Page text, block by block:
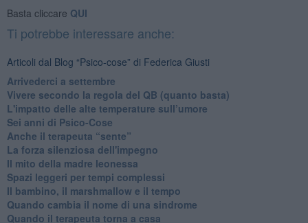
Basta cliccare QUI
Ti potrebbe interessare anche:
Articoli dal Blog “Psico-cose” di Federica Giusti
​Arrivederci a settembre
​Vivere secondo la regola del QB (quanto basta)
​L'impatto delle alte temperature sull’umore
Sei anni di Psico-Cose
​Anche il terapeuta “sente”
​La forza silenziosa dell'impegno
​Il mito della madre leonessa
Spazi leggeri per tempi complessi
Il bambino, il marshmallow e il tempo
​Quando cambia il nome di una sindrome
​Quando il terapeuta torna a casa